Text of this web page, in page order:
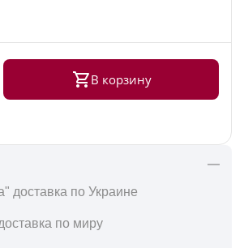
В корзину
доставка по Украине
по миру